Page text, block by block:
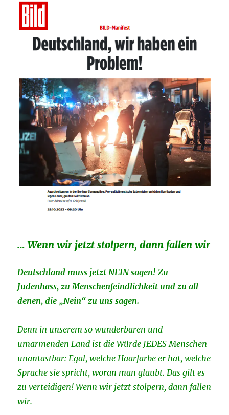
… Wenn wir jetzt stolpern, dann fallen wir
Deutschland muss jetzt NEIN sagen! Zu
Judenhass, zu ­Menschenfeindlichkeit und zu all
denen, die „Nein“ zu uns sagen.
Denn in unserem so ­wunderbaren und
umarmenden Land ist die Würde JEDES Menschen
unantastbar: Egal, welche Haarfarbe er hat, welche
Sprache sie spricht, woran man glaubt. Das gilt es
zu verteidigen! Wenn wir jetzt stolpern, dann fallen
wir.